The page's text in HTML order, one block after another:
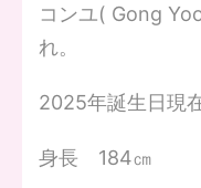
コンユ( Gong
れ。
2025年誕生日現
身長 184㎝